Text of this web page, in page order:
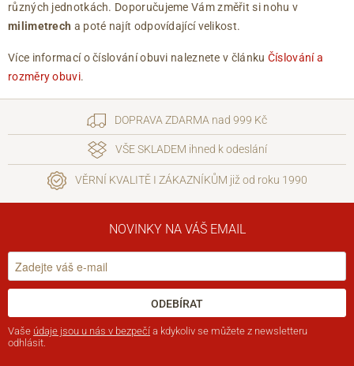
různých jednotkách. Doporučujeme Vám změřit si nohu v
milimetrech a poté najít odpovídající velikost.
Více informací o číslování obuvi naleznete v článku Číslování a
rozměry obuvi.
DOPRAVA ZDARMA nad 999 Kč
VŠE SKLADEM ihned k odeslání
VĚRNÍ KVALITĚ I ZÁKAZNÍKŮM již od roku 1990
NOVINKY NA VÁŠ EMAIL
ODEBÍRAT
Vaše údaje jsou u nás v bezpečí a kdykoliv se můžete z newsletteru
odhlásit.